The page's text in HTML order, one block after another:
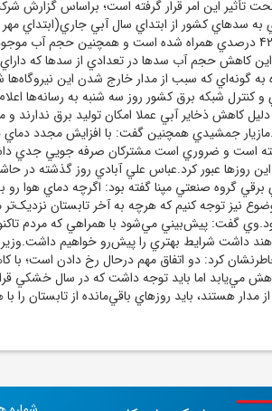
تأثير اين امر قرار گرفته است؛ براساس گزارش
کاهش حجم آب سدها در تعدادي از سدها که داراي
به گونه‌اي که سبب از مدار خارج شدن اين
و کنترل شبکه برق کشور روز سه شنبه به رسانه‌ها
به دليل کاهش ذخاير آبي عملا امکان توليد برق ندارند
جمشيدي همچنين گفت: با افزايش مجدد
است و ضروري است مشترکان صرفه جويي جدي
روزها عبور کرد.عباس علي آبادي روز گذشته در
برقي گروه صنعتي مپنا گفته بود: اگرچه دماي هوا
نيز توجه کنيم که هرچه به آخر تابستان
گفت: پيش‌بيني مي‌شود با همراهي که مردم
داشت شرايط بهتري را پيش‌رو خواهيم داشت.وزير
کرد: دو اتفاق مهم درحال رخ دادن است؛ با
مي‌يابد اما بايد توجه داشت که در سال خشکي
مدار هستند، بايد روزهاي باقي‌مانده از تابستان را